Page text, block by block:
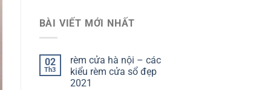
BÀI VIẾT MỚI NHẤT
02
Th3
rèm cửa hà nội – các
kiểu rèm cửa sổ đẹp
2021